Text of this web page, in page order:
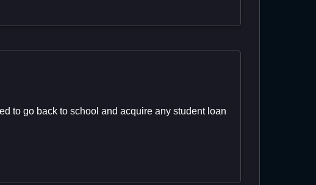
to go back to school and acquire any student loan